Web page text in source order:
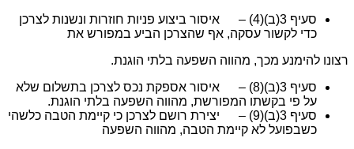
סעיף 3(ב)(4) – איסור ביצוע פניות חוזרות ונשנות לצרכן
כדי לקשור עסקה, אף שהצרכן הביע במפורש את
רצונו להימנע מכך, מהווה השפעה בלתי הוגנת.
סעיף 3(ב)(8) – איסור אספקת נכס לצרכן בתשלום שלא
על פי בקשתו המפורשת, מהווה השפעה בלתי הוגנת.
סעיף 3(ב)(9) – יצירת רושם לצרכן כי קיימת הטבה כלשהי
כשבפועל לא קיימת הטבה, מהווה השפעה